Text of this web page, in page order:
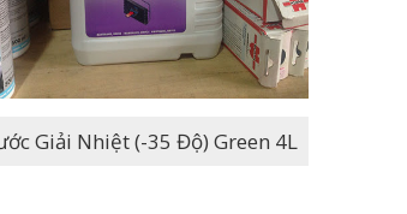
Nước Giải Nhiệt (-35 Độ) Green 4L